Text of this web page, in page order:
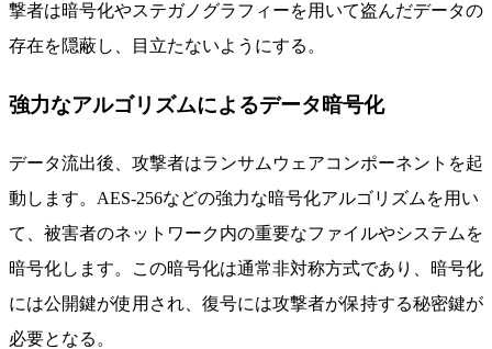
撃者は暗号化やステガノグラフィーを用いて盗んだデータの
存在を隠蔽し、目立たないようにする。
強力なアルゴリズムによるデータ暗号化
データ流出後、攻撃者はランサムウェアコンポーネントを起
動します。AES-256などの強力な暗号化アルゴリズムを用い
て、被害者のネットワーク内の重要なファイルやシステムを
暗号化します。この暗号化は通常非対称方式であり、暗号化
には公開鍵が使用され、復号には攻撃者が保持する秘密鍵が
必要となる。